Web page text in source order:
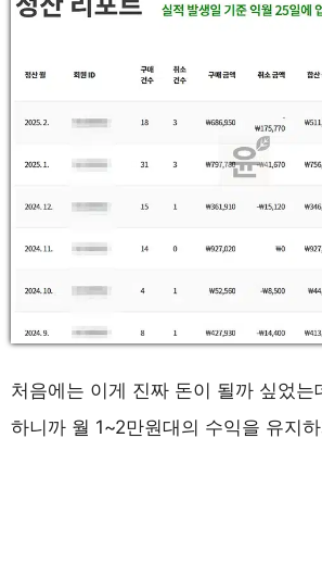
처음에는 이게 진짜 돈이 될까 싶었는
하니까 월 1~2만원대의 수익을 유지